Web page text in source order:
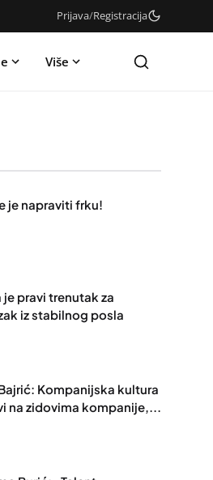
Prijava/Registracija
Više
je napraviti frku!
je pravi trenutak za
iz stabilnog posla
Kompanijska kultura
na zidovima kompanije,...